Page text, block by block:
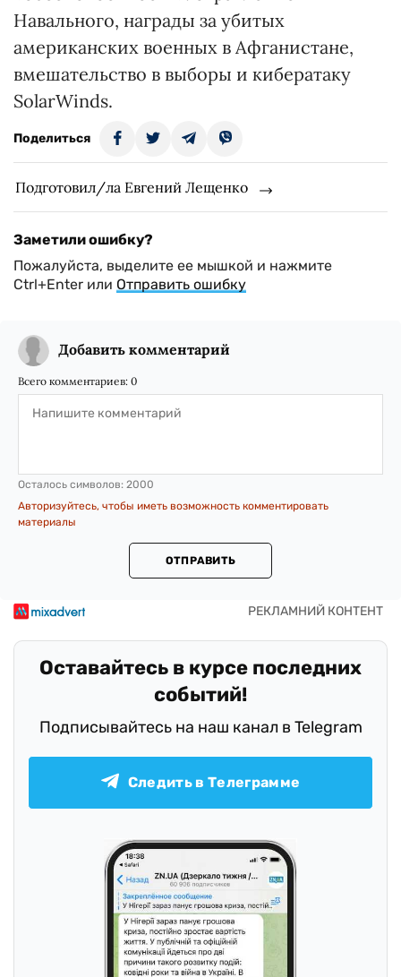
Навального, награды за убитых
американских военных в Афганистане,
вмешательство в выборы и кибератаку
SolarWinds.
Поделиться
Подготовил/ла Евгений Лещенко
Заметили ошибку?
Пожалуйста, выделите ее мышкой и нажмите
Ctrl+Enter или Отправить ошибку
Добавить комментарий
Всего комментариев: 0
Осталось символов: 2000
Авторизуйтесь, чтобы иметь возможность комментировать
материалы
ОТПРАВИТЬ
Оставайтесь в курсе последних
событий!
Подписывайтесь на наш канал в Telegram
Следить в Телеграмме